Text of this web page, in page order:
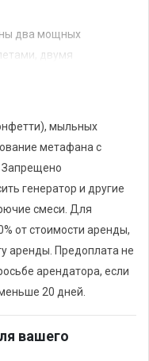
два мощных
двумя
, микшерный пульт,
мыльных
метафана с
Запрещено
генератор и другие
смеси. Для
от стоимости аренды,
аренды. Предоплата не
арендатора, если
20 дней.
вашего